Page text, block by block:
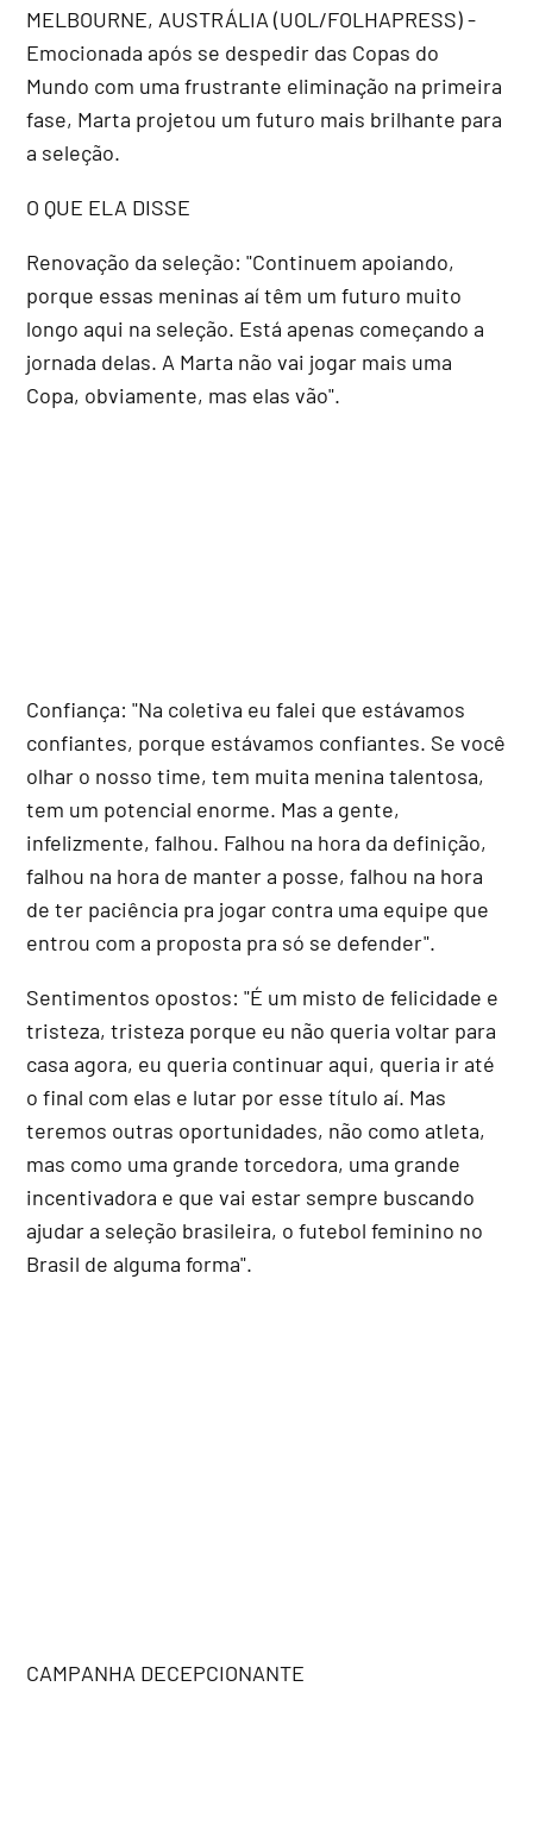
MELBOURNE, AUSTRÁLIA (UOL/FOLHAPRESS) -
Emocionada após se despedir das Copas do
Mundo com uma frustrante eliminação na primeira
fase, Marta projetou um futuro mais brilhante para
a seleção.
O QUE ELA DISSE
Renovação da seleção: "Continuem apoiando,
porque essas meninas aí têm um futuro muito
longo aqui na seleção. Está apenas começando a
jornada delas. A Marta não vai jogar mais uma
Copa, obviamente, mas elas vão".
Confiança: "Na coletiva eu falei que estávamos
confiantes, porque estávamos confiantes. Se você
olhar o nosso time, tem muita menina talentosa,
tem um potencial enorme. Mas a gente,
infelizmente, falhou. Falhou na hora da definição,
falhou na hora de manter a posse, falhou na hora
de ter paciência pra jogar contra uma equipe que
entrou com a proposta pra só se defender".
Sentimentos opostos: "É um misto de felicidade e
tristeza, tristeza porque eu não queria voltar para
casa agora, eu queria continuar aqui, queria ir até
o final com elas e lutar por esse título aí. Mas
teremos outras oportunidades, não como atleta,
mas como uma grande torcedora, uma grande
incentivadora e que vai estar sempre buscando
ajudar a seleção brasileira, o futebol feminino no
Brasil de alguma forma".
CAMPANHA DECEPCIONANTE